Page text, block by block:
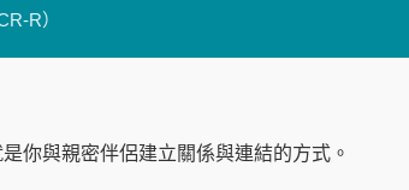
R）
你與親密伴侶建立關係與連結的方式。